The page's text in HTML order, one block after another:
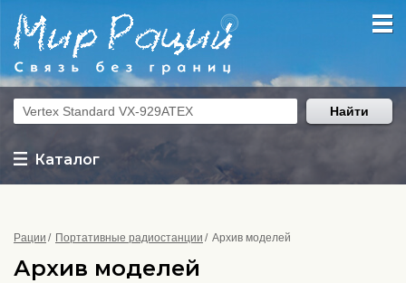
Каталог
Найти
Рации Портативные радиостанции Архив моделей
Архив моделей